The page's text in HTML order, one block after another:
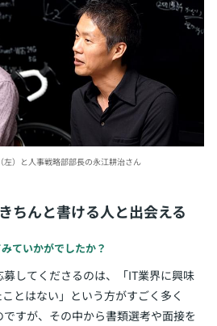
）と人事戦略部部長の永江耕治さん
ちんと書ける人と出会える
ていかがでしたか？
してくださるのは、「IT業界に興味
とはない」という方がすごく多く
すが、その中から書類選考や面接を